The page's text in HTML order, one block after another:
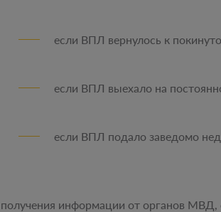
если ВПЛ вернулось к
если ВПЛ выехало на
если ВПЛ подало заведомо
получения информации от органов МВД,